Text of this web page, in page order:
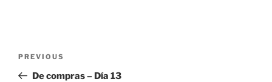
Previous
Post
PREVIOUS
De compras – Día 13